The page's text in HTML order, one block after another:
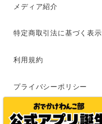
メディア紹介
特定商取引法に基づく表示
利用規約
プライバシーポリシー